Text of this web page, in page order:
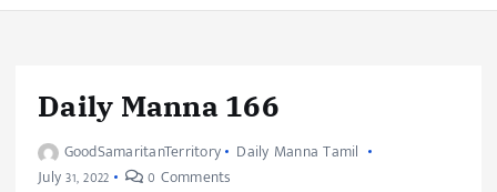
Daily Manna 166
GoodSamaritanTerritory
Daily Manna Tamil
July 31, 2022
0 Comments